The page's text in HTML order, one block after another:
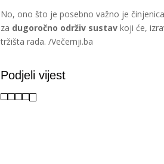
No, ono što je posebno važno je
za dugoročno održiv sustav koji će,
tržišta rada. /Večernji.ba
Podjeli vijest